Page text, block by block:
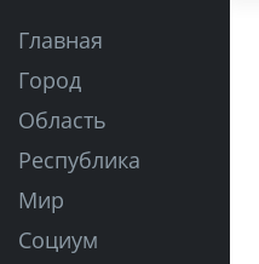
Главная
Город
Область
Республика
Мир
Социум